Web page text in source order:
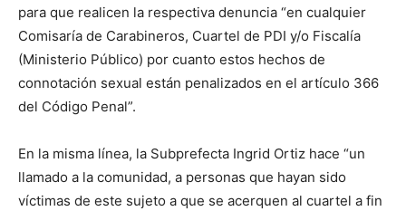
para que realicen la respectiva denuncia “en cualquier
Comisaría de Carabineros, Cuartel de PDI y/o Fiscalía
(Ministerio Público) por cuanto estos hechos de
connotación sexual están penalizados en el artículo 366
del Código Penal”.
En la misma línea, la Subprefecta Ingrid Ortiz hace “un
llamado a la comunidad, a personas que hayan sido
víctimas de este sujeto a que se acerquen al cuartel a fin